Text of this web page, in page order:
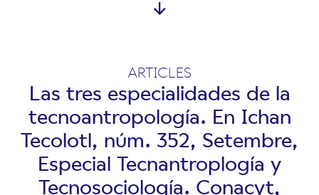
ARTICLES
Las tres especialidades de la
tecnoantropología. En Ichan
Tecolotl, núm. 352, Setembre,
Especial Tecnantroplogía y
Tecnosociología. Conacyt,